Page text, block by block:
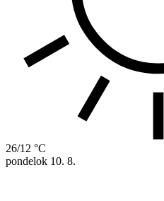
26/12 °C
pondelok 10. 8.